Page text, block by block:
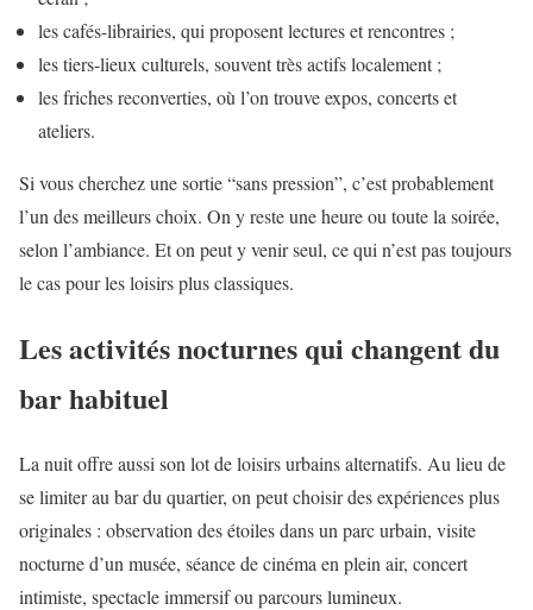
les cafés-librairies, qui proposent lectures et rencontres ;
les tiers-lieux culturels, souvent très actifs localement ;
les friches reconverties, où l’on trouve expos, concerts et
ateliers.
Si vous cherchez une sortie “sans pression”, c’est probablement
l’un des meilleurs choix. On y reste une heure ou toute la soirée,
selon l’ambiance. Et on peut y venir seul, ce qui n’est pas toujours
le cas pour les loisirs plus classiques.
Les activités nocturnes qui changent du
bar habituel
La nuit offre aussi son lot de loisirs urbains alternatifs. Au lieu de
se limiter au bar du quartier, on peut choisir des expériences plus
originales : observation des étoiles dans un parc urbain, visite
nocturne d’un musée, séance de cinéma en plein air, concert
intimiste, spectacle immersif ou parcours lumineux.